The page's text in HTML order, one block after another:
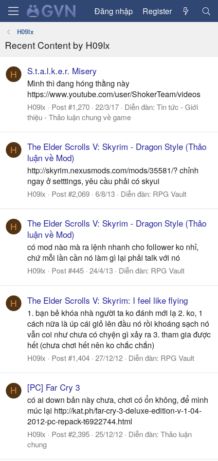
Đăng nhập Register
H09lx
Recent Content by H09lx
H S.t.a.l.k.e.r. Misery
Mình thì đang hóng thằng này
https://www.youtube.com/user/ShokerTeam/videos
H09lx Post #1,270 22/3/17 Diễn đàn: Tin tức - Giới
thiệu - Thảo luận chung về game
H
The Elder Scrolls V: Skyrim - Dragon Style (Thảo
luận về Mod)
http://skyrim.nexusmods.com/mods/35581/? chỉnh
ngay ở setttings, yêu cầu phải có skyui
H09lx Post #2,069 6/8/13 Diễn đàn: RPG Vault
H
The Elder Scrolls V: Skyrim - Dragon Style (Thảo
luận về Mod)
có mod nào mà ra lệnh nhanh cho follower ko nhỉ,
chứ mỗi lần cần nó làm gì lại phải talk với nó
H09lx Post #445 24/4/13 Diễn đàn: RPG Vault
H The Elder Scrolls V: Skyrim: I feel like flying
1. bạn bẻ khóa nhà người ta ko đánh mới lạ 2. ko, 1
cách nữa là úp cái giỏ lên đầu nó rồi khoáng sạch nó
vẫn coi như chưa có chyện gì xảy ra 3. tham gia được
hết (chưa chơi hết nên ko chắc chắn)
H09lx Post #1,404 27/12/12 Diễn đàn: RPG Vault
H [PC] Far Cry 3
có ai down bản này chưa, chơi có ổn không, để mình
múc lại http://kat.ph/far-cry-3-deluxe-edition-v-1-04-
2012-pc-repack-t6922744.html
H09lx Post #2,395 25/12/12 Diễn đàn: Thảo luận
chung